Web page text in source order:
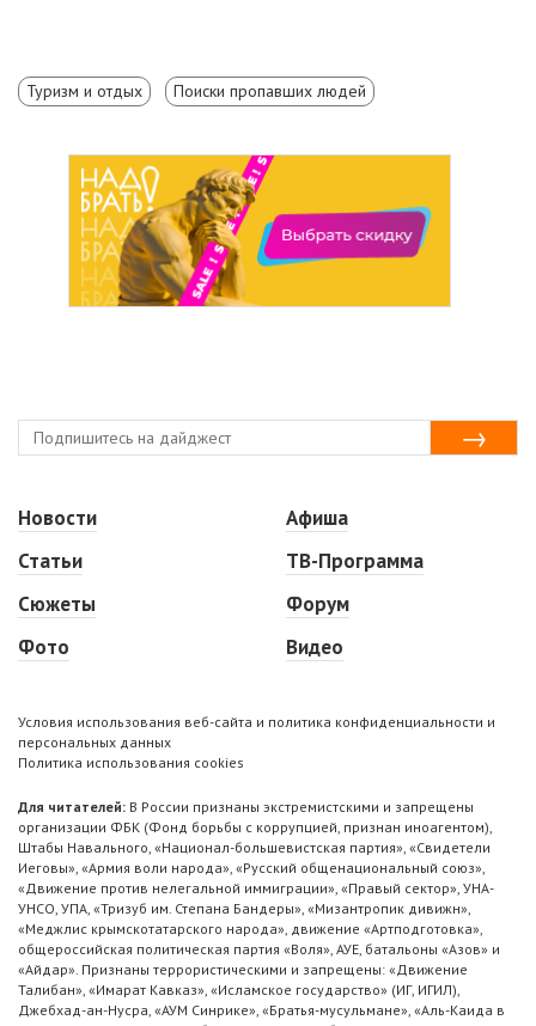
Туризм и отдых Поиски пропавших людей
Новости
Статьи
Сюжеты
Фото
Афиша
ТВ-Программа
Форум
Видео
Условия использования веб-сайта и политика конфиденциальности и
персональных данных
Политика использования cookies
Для читателей: В России признаны экстремистскими и запрещены
организации ФБК (Фонд борьбы с коррупцией, признан иноагентом),
Штабы Навального, «Национал-большевистская партия», «Свидетели
Иеговы», «Армия воли народа», «Русский общенациональный союз»,
«Движение против нелегальной иммиграции», «Правый сектор», УНА-
УНСО, УПА, «Тризуб им. Степана Бандеры», «Мизантропик дивижн»,
«Меджлис крымскотатарского народа», движение «Артподготовка»,
общероссийская политическая партия «Воля», АУЕ, батальоны «Азов» и
«Айдар». Признаны террористическими и запрещены: «Движение
Талибан», «Имарат Кавказ», «Исламское государство» (ИГ, ИГИЛ),
Джебхад-ан-Нусра, «АУМ Синрике», «Братья-мусульмане», «Аль-Каида в